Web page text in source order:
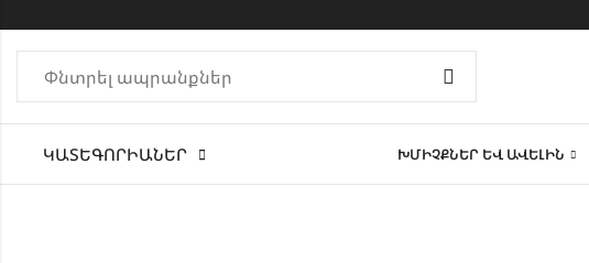
ԿԱՏԵԳՈՐԻԱՆԵՐ ԽՄԻՉՔՆԵՐ ԵՎ ԱՎԵԼԻՆ